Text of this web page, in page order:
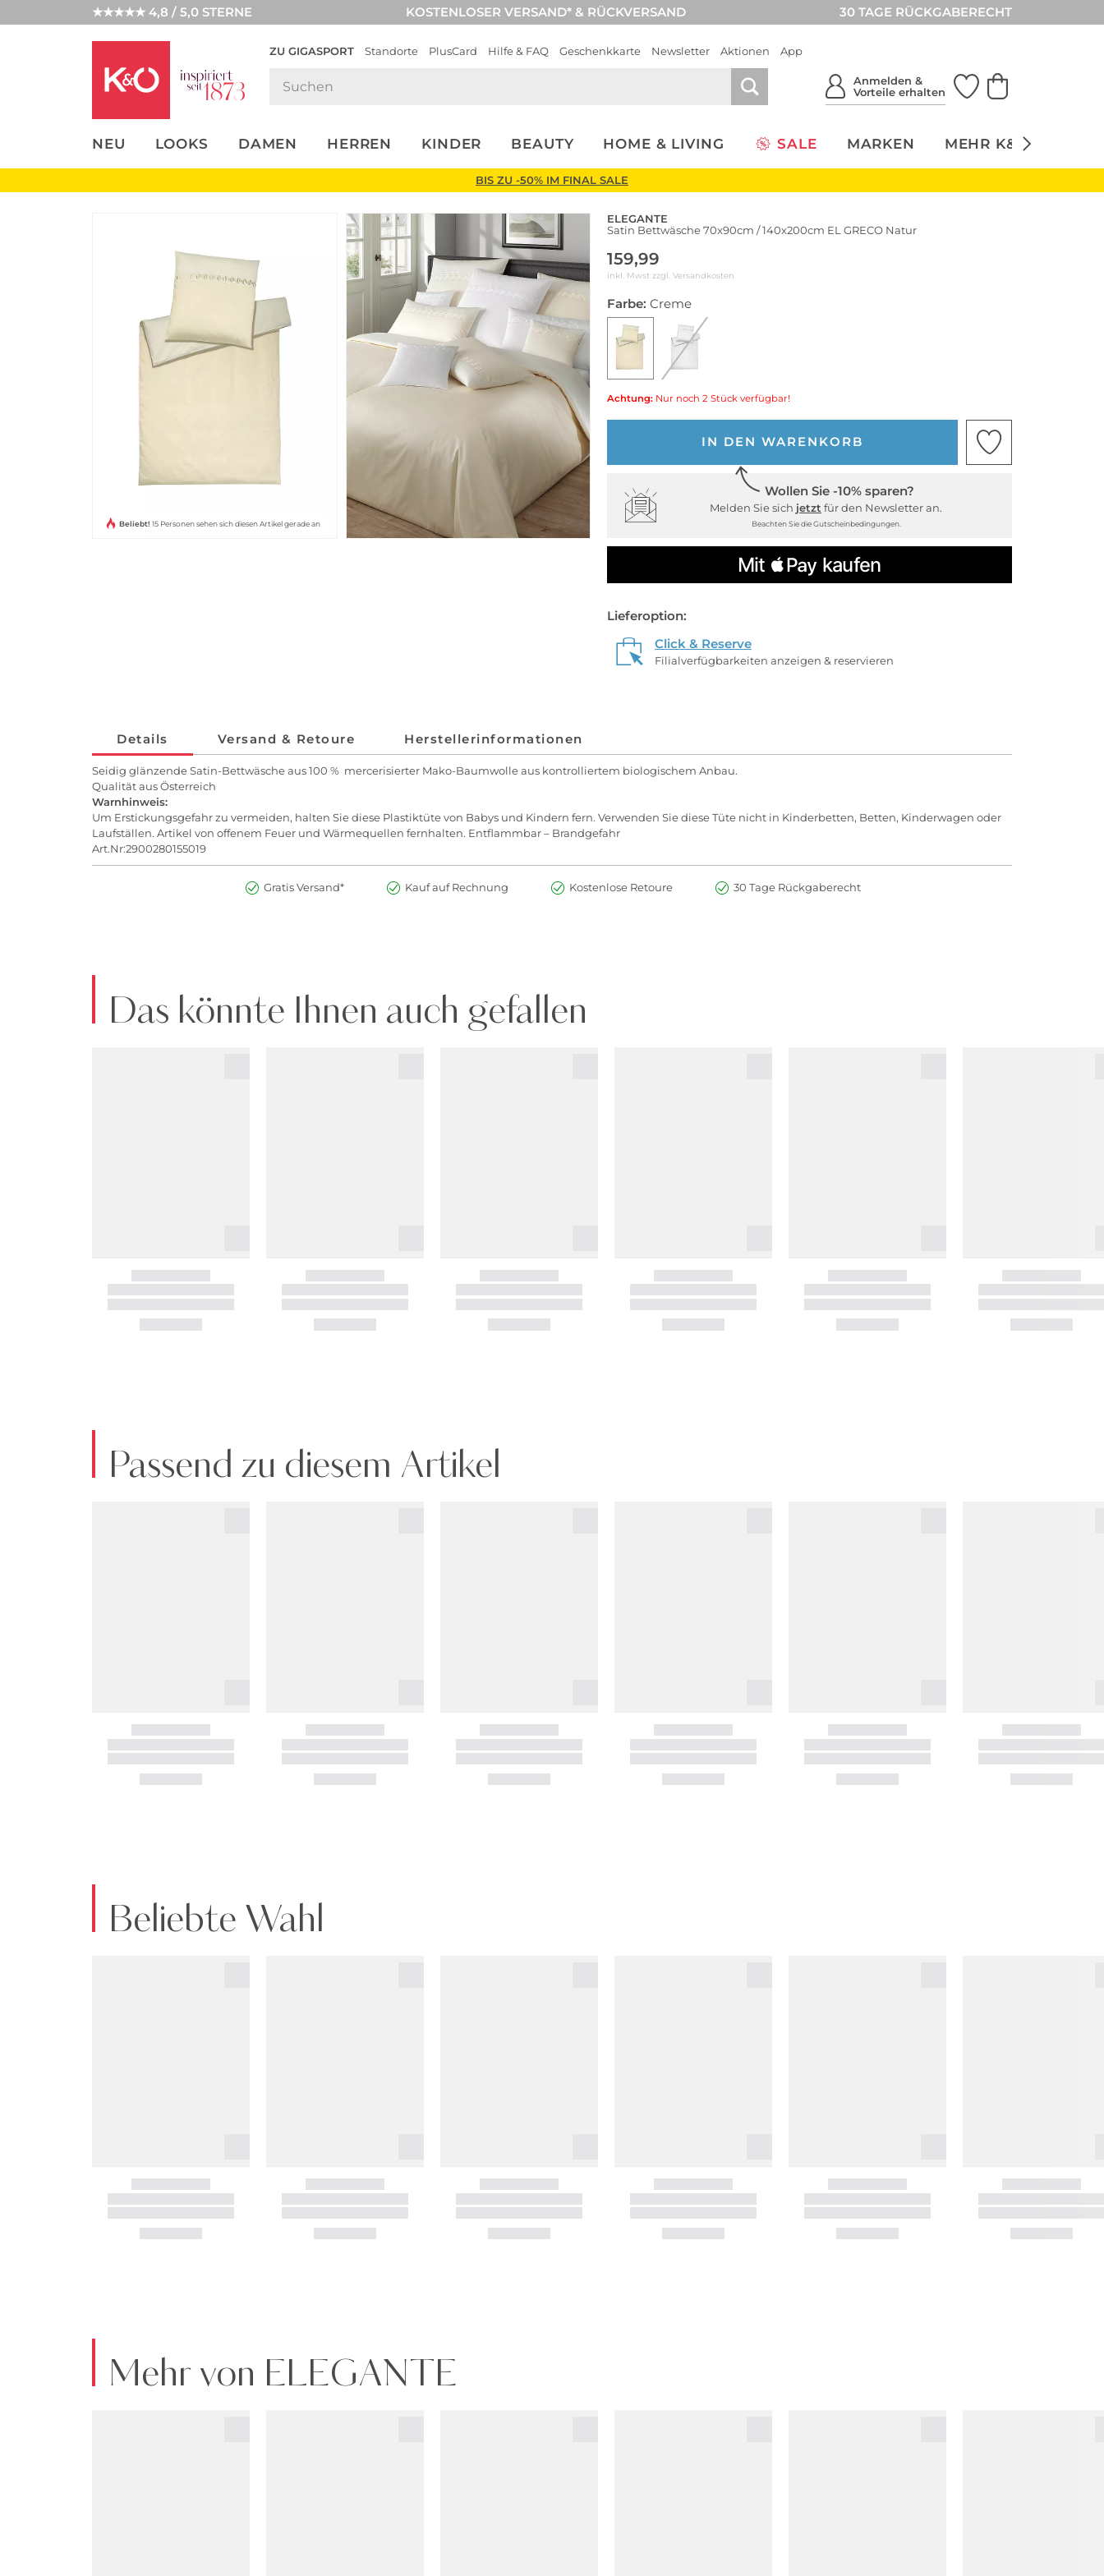
★★★★★ 4,8 / 5,0 STERNE KOSTENLOSER VERSAND* & RÜCKVERSAND 30 TAGE RÜCKGABERECHT
ZU GIGASPORT Standorte PlusCard Hilfe & FAQ Geschenkkarte Newsletter Aktionen App
Anmelden &
Vorteile erhalten
NEU LOOKS DAMEN HERREN KINDER BEAUTY HOME & LIVING SALE MARKEN MEHR K&Ö
UNSERE APP
CLICK &
BIS ZU -50% IM FINAL SALE
Beliebt! 15 Personen sehen sich diesen Artikel gerade an
ELEGANTE
Satin Bettwäsche 70x90cm / 140x200cm EL GRECO Natur
159,99
inkl. Mwst zzgl. Versandkosten
Farbe: Creme
Achtung: Nur noch 2 Stück verfügbar!
IN DEN WARENKORB
Wollen Sie -10% sparen?
Melden Sie sich jetzt für den Newsletter an.
Beachten Sie die Gutscheinbedingungen.
Lieferoption:
Click & Reserve
Filialverfügbarkeiten anzeigen & reservieren
Details Versand & Retoure Herstellerinformationen
Seidig glänzende Satin-Bettwäsche aus 100 % mercerisierter Mako-Baumwolle aus kontrolliertem biologischem Anbau.
Qualität aus Österreich
Warnhinweis:
Um Erstickungsgefahr zu vermeiden, halten Sie diese Plastiktüte von Babys und Kindern fern. Verwenden Sie diese Tüte nicht in Kinderbetten, Betten, Kinderwagen oder
Laufställen. Artikel von offenem Feuer und Wärmequellen fernhalten. Entflammbar – Brandgefahr
Art.Nr:2900280155019
Gratis Versand* Kauf auf Rechnung Kostenlose Retoure 30 Tage Rückgaberecht
Das könnte Ihnen auch gefallen
Passend zu diesem Artikel
Beliebte Wahl
Mehr von ELEGANTE